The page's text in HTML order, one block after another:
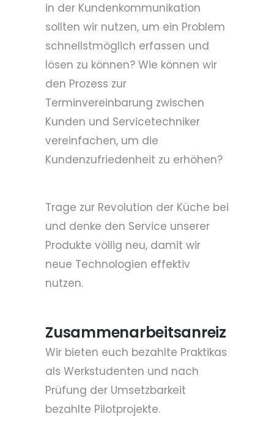
in der Kundenkommunikation
sollten wir nutzen, um ein Problem
schnellstmöglich erfassen und
lösen zu können? Wie können wir
den Prozess zur
Terminvereinbarung zwischen
Kunden und Servicetechniker
vereinfachen, um die
Kundenzufriedenheit zu erhöhen?
Trage zur Revolution der Küche bei
und denke den Service unserer
Produkte völlig neu, damit wir
neue Technologien effektiv
nutzen.
Zusammenarbeitsanreiz
Wir bieten euch bezahlte Praktikas
als Werkstudenten und nach
Prüfung der Umsetzbarkeit
bezahlte Pilotprojekte.